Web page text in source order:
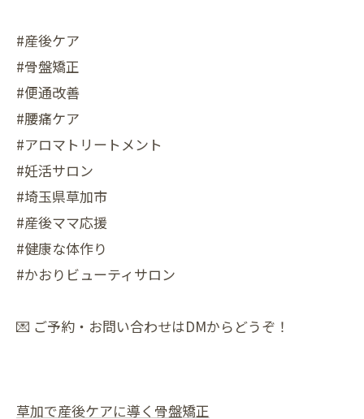
#産後ケア
#骨盤矯正
#便通改善
#腰痛ケア
#アロマトリートメント
#妊活サロン
#埼玉県草加市
#産後ママ応援
#健康な体作り
#かおりビューティサロン
💌 ご予約・お問い合わせはDMからどうぞ！
草加で産後ケアに導く骨盤矯正